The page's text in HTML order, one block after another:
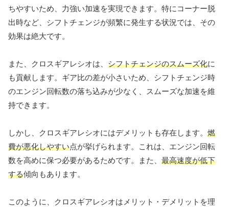
ちやすいため、力強い加速を実現できます。特にコーナー脱
出時など、シフトチェンジが頻繁に発生する状況では、その
効果は絶大です。
また、クロスギアレシオは、 シフトチェンジのスムーズ化に
も貢献します。ギア比の差が小さいため、シフトチェンジ時
のエンジン回転数の落ち込みが少なく、スムーズな加速を維
持できます。
しかし、クロスギアレシオにはデメリットも存在します。 燃
費が悪化しやすい点が挙げられます。これは、エンジン回転
数を高めに保つ必要があるためです。また、 最高速度が低下
する傾向もあります。
このように、クロスギアレシオはメリット・デメリットを理